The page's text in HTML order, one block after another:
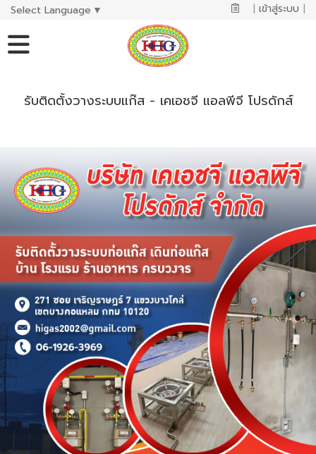
Select Language ▼ | เข้าสู่ระบบ |
รับติดตั้งวางระบบแก๊ส - เคเอชจี แอลพีจี โปรดักส์